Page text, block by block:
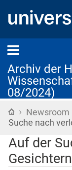
Archiv der
08/2024)
Startseite
› Newsroom
Suche nach
Auf der
Gesichtern